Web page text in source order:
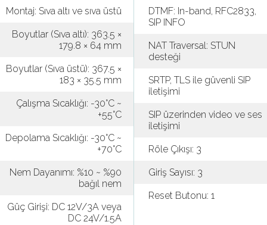
Montaj: Sıva altı ve sıva üstü
Boyutlar (Sıva altı): 363.5 ×
179.8 × 64 mm
Boyutlar (Sıva üstü): 367.5 ×
183 × 35.5 mm
Çalışma Sıcaklığı: -30°C ~
+55°C
Depolama Sıcaklığı: -30°C ~
+70°C
Nem Dayanımı: %10 ~ %90
bağıl nem
Güç Girişi: DC 12V/3A veya
DC 24V/1.5A
DTMF: In-band, RFC2833,
SIP INFO
NAT Traversal: STUN
desteği
SRTP, TLS ile güvenli SIP
iletişimi
SIP üzerinden video ve ses
iletişimi
Röle Çıkışı: 3
Giriş Sayısı: 3
Reset Butonu: 1